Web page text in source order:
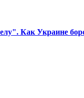
Как Украине